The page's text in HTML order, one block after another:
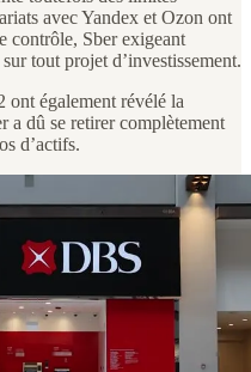
avec Yandex et Ozon ont
contrôle, Sber exigeant
tout projet d’investissement.
ont également révélé la
a dû se retirer complètement
d’actifs.